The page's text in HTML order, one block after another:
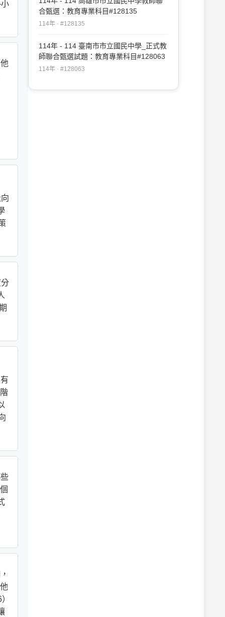
合甄選：教育專業科目#128135
114年 · #128135
114年 - 114 臺南市市立國民中學_正式教
師聯合甄選試題：教育專業科目#128063
114年 · #128063